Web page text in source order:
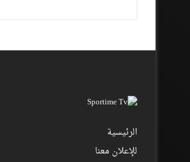
الرئيسية
للإعلان معنا